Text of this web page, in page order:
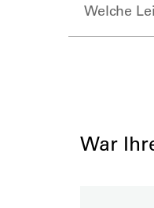
Welche
War